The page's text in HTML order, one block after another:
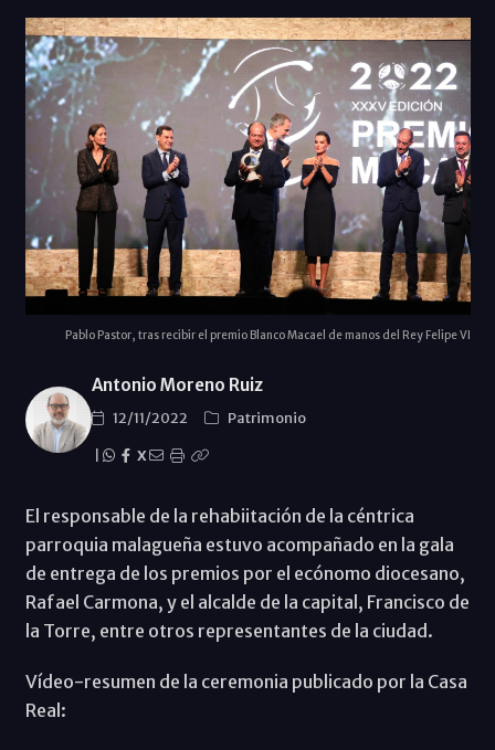
Pablo Pastor, tras recibir el premio Blanco Macael de manos del Rey Felipe VI
Antonio Moreno Ruiz
12/11/2022
Patrimonio
X
El responsable de la rehabiitación de la céntrica
parroquia malagueña estuvo acompañado en la gala
de entrega de los premios por el ecónomo diocesano,
Rafael Carmona, y el alcalde de la capital, Francisco de
la Torre, entre otros representantes de la ciudad.
Vídeo-resumen de la ceremonia publicado por la Casa
Real: